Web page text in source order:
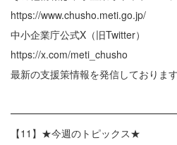
https://www.chusho.meti.go.jp/
中小企業庁公式X（旧Twitter）
https://x.com/meti_chusho
最新の支援策情報を発信しております
【11】★今週のトピックス★